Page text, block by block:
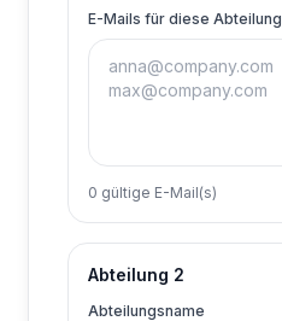
E-Mails für diese Abteilung
0 gültige E-Mail(s)
Abteilung 2
Abteilungsname